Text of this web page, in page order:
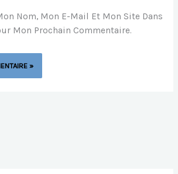
Nom, Mon E-Mail Et Mon Site Dans
Mon Prochain Commentaire.